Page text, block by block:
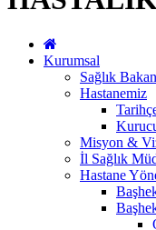
Kurumsal
Sağlık
Hastanemiz
Misyon &
İl Sağlık
Hastane